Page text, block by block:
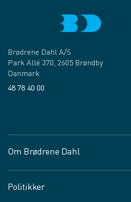
Brødrene Dahl A/S
Park Allé 370, 2605 Brøndby
Danmark
48 78 40 00
Om Brødrene Dahl
Vagttelefon 30 10 89 89
Politikker